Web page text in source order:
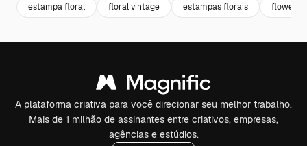
estampa floral floral vintage estampas florais flower
A plataforma criativa para você direcionar seu melhor trabalho.
Mais de 1 milhão de assinantes entre criativos, empresas,
agências e estúdios.